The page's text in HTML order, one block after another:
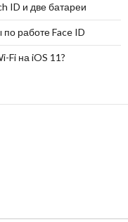
ID и две батареи
работе Face ID
Fi на iOS 11?